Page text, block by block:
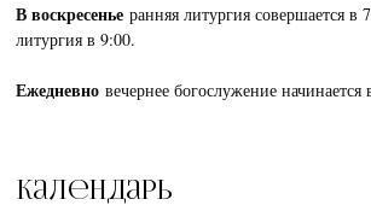
В воскресеньеранняя литургия совершается в
литургия в 9:00.
Ежедневновечернее богослужение начинается
Календарь